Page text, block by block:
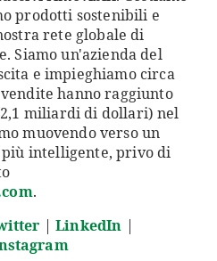
prodotti sostenibili e
rete globale di
Siamo un'azienda del
e impieghiamo circa
hanno raggiunto
miliardi di dollari) nel
muovendo verso un
intelligente, privo di
.
|LinkedIn |